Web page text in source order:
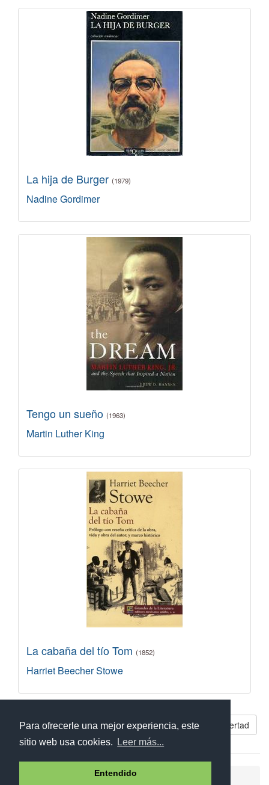
Para ofrecerle una mejor experiencia, este
sitio web usa cookies.
Leer más...
Entendido
La hija de Burger (1979)
Nadine Gordimer
Tengo un sueño (1963)
Martin Luther King
La cabaña del tío Tom (1852)
Harriet Beecher Stowe
Libros parecidos a El largo camino hacia la libertad
Aviso legal